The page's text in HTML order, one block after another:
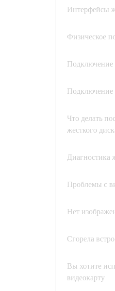
Интерфейсы
Физическое
Подключение
Что делать
жесткого
Диагностика
Проблемы с
Нет
Сгорела
Вы хотите
видеокарту